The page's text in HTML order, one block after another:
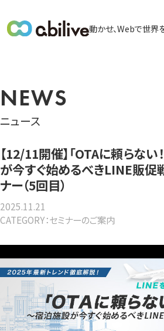
動かせ、Webで世界
メ
ニ
ュ
ー
NEWS
ニュース
【12/11開催】「OTAに頼らない
が今すぐ始めるべきLINE販促
ナー（5回目）
2025.11.21
CATEGORY：セミナーのご案内